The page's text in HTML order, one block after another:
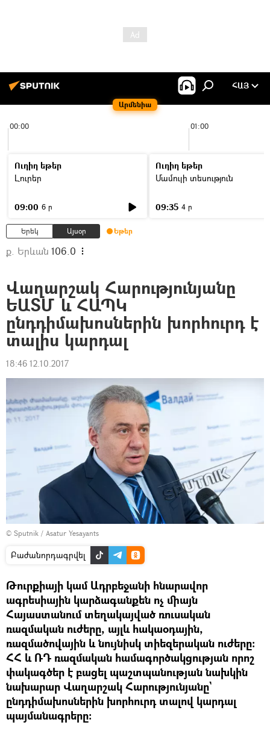
Արմենիա
ՀԱՅ
00:00 01:00
Ուղիղ եթեր
Լուրեր
09:00 6 ր
Ուղիղ եթեր
Մամուլի տեսություն
09:35 4 ր
Երեկ Այսօր Եթեր
ք. Երևան 106.0
Վաղարշակ Հարությունյանը
ԵԱՏՄ և ՀԱՊԿ
ընդդիմախոսներին խորհուրդ է
տալիս կարդալ
18:46 12.10.2017
© Sputnik / Asatur Yesayants
Բաժանորդագրվել
Թուրքիայի կամ Ադրբեջանի հնարավոր
ագրեսիային կարձագանքեն ոչ միայն
Հայաստանում տեղակայված ռուսական
ռազմական ուժերը, այլև հակաօդային,
ռազմածովային և նույնիսկ տիեզերական ուժերը։
ՀՀ և ՌԴ ռազմական համագործակցության որոշ
փակագծեր է բացել պաշտպանության նախկին
նախարար Վաղարշակ Հարությունյանը`
ընդդիմախոսներին խորհուրդ տալով կարդալ
պայմանագրերը։